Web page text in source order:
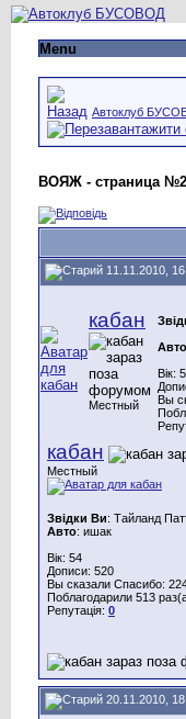
Menu
Автоклуб
ВОЯЖ - страница №2
11.11.2010,
кабан
Местный
Авто
Вік:
Вы
кабан
Местный
Звідки Ви: Тайланд
Авто: ишак
Вік: 54
Дописи: 520
Вы сказали Спасибо:
Поблагодарили 513
Репутація: 0
20.11.2010,